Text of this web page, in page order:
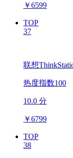
￥6599
TOP
37
联想
热度指数100
10.0 分
￥6799
TOP
38